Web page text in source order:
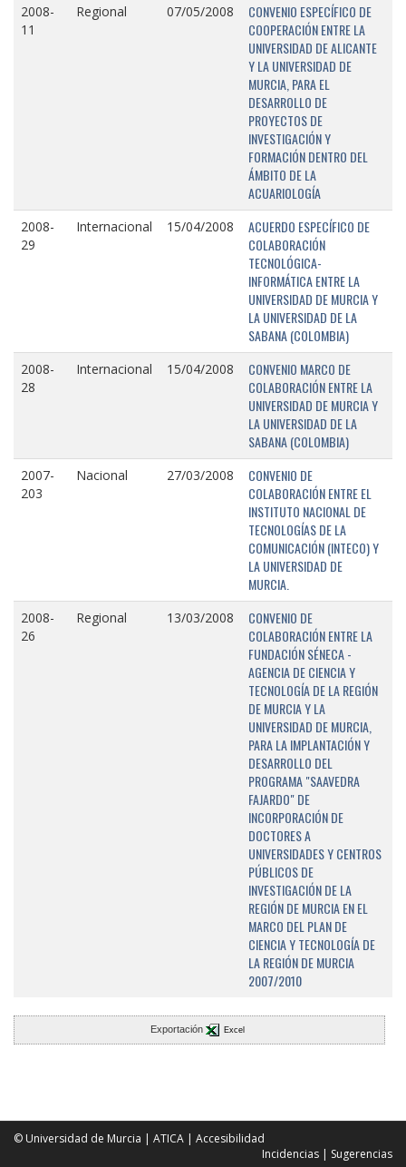
2008-
11
Regional 07/05/2008
CONVENIO ESPECÍFICO DE
COOPERACIÓN ENTRE LA
UNIVERSIDAD DE ALICANTE
Y LA UNIVERSIDAD DE
MURCIA, PARA EL
DESARROLLO DE
PROYECTOS DE
INVESTIGACIÓN Y
FORMACIÓN DENTRO DEL
ÁMBITO DE LA
ACUARIOLOGÍA
2008-
29
Internacional 15/04/2008
ACUERDO ESPECÍFICO DE
COLABORACIÓN
TECNOLÓGICA-
INFORMÁTICA ENTRE LA
UNIVERSIDAD DE MURCIA Y
LA UNIVERSIDAD DE LA
SABANA (COLOMBIA)
2008-
28
Internacional 15/04/2008
CONVENIO MARCO DE
COLABORACIÓN ENTRE LA
UNIVERSIDAD DE MURCIA Y
LA UNIVERSIDAD DE LA
SABANA (COLOMBIA)
2007-
203
Nacional 27/03/2008
CONVENIO DE
COLABORACIÓN ENTRE EL
INSTITUTO NACIONAL DE
TECNOLOGÍAS DE LA
COMUNICACIÓN (INTECO) Y
LA UNIVERSIDAD DE
MURCIA.
2008-
26
Regional 13/03/2008
CONVENIO DE
COLABORACIÓN ENTRE LA
FUNDACIÓN SÉNECA -
AGENCIA DE CIENCIA Y
TECNOLOGÍA DE LA REGIÓN
DE MURCIA Y LA
UNIVERSIDAD DE MURCIA,
PARA LA IMPLANTACIÓN Y
DESARROLLO DEL
PROGRAMA "SAAVEDRA
FAJARDO" DE
INCORPORACIÓN DE
DOCTORES A
UNIVERSIDADES Y CENTROS
PÚBLICOS DE
INVESTIGACIÓN DE LA
REGIÓN DE MURCIA EN EL
MARCO DEL PLAN DE
CIENCIA Y TECNOLOGÍA DE
LA REGIÓN DE MURCIA
2007/2010
Exportación Excel
© Universidad de Murcia | ATICA | Accesibilidad
Incidencias | Sugerencias